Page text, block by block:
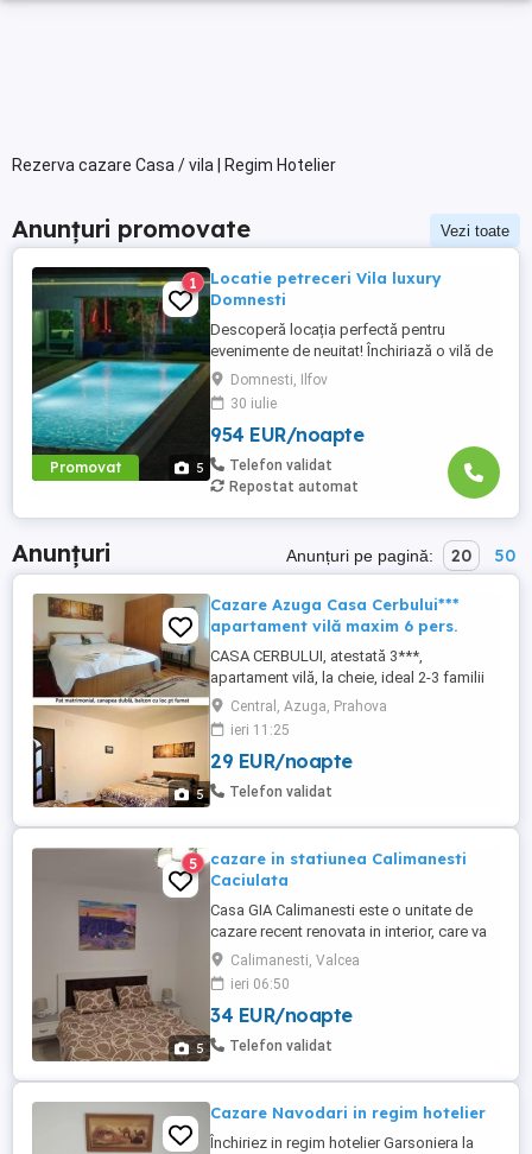
Rezerva cazare Casa / vila | Regim Hotelier
Anunțuri promovate Vezi toate
Promovat 5
1
Locatie petreceri Vila luxury
Domnesti
Descoperă locația perfectă pentru
evenimente de neuitat! Închiriază o vilă de
lux special amenajată pentru petreceri
private, aniversări, botezuri, evenimente
corporate sau escapade cu prietenii.
Situată într-o zonă liniștită, dar ușor
accesibilă, casa dispune de: Spațiu
generos, modern mobilat Sistem ...
Domnesti, Ilfov
30 iulie
954 EUR/noapte
Telefon validat
Repostat automat
Anunțuri Anunțuri pe pagină: 20 50
5
Cazare Azuga Casa Cerbului***
apartament vilă maxim 6 pers.
CASA CERBULUI, atestată 3***,
apartament vilă, la cheie, ideal 2-3 familii
cu copii, integral. Vă găzduim confortabil,
central lângă parc, la vilă cu SELF
CATERING, dining bucătărie open proprie,
dotări ca și acasă, curte proprie,
amenajată cu foișor închis, grătar, jocuri,
Central, Azuga, Prahova
ieri 11:25
29 EUR/noapte
Telefon validat
5
5
cazare in statiunea Calimanesti
Caciulata
Casa GIA Calimanesti este o unitate de
cazare recent renovata in interior, care va
pune la dispozitie 3 camere dotate cu aer
conditionat, tv, baie proprie, sala de mese,
bucatarie, incalzire cu centrala pe gaz,
curte, gratar, situata intr-o zona linistita la
doar 5 minute de Cozia AquaPark . In
Calimanesti, Valcea
ieri 06:50
34 EUR/noapte
Telefon validat
Cazare Navodari in regim hotelier
Închiriez in regim hotelier Garsoniera la